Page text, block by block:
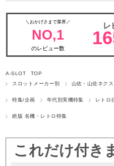
＼おかげさまで業界／
NO,1
のレビュー数
レ
A-SLOT TOP
スロットメーカー別
山佐・山佐ネク
特集/企画 年代別実機特集 レトロ
絶版 名機・レトロ特集
これだけ付き